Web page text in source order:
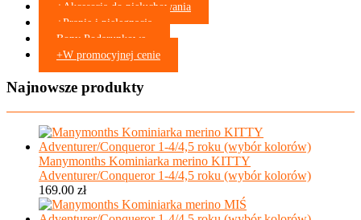
+ Akcesoria do pieluchowania
+ Pranie i pielęgnacja
Bony Podarunkowe
+W promocyjnej cenie
Najnowsze produkty
Manymonths Kominiarka merino KITTY
Adventurer/Conqueror 1-4/4,5 roku (wybór kolorów)
169.00 zł